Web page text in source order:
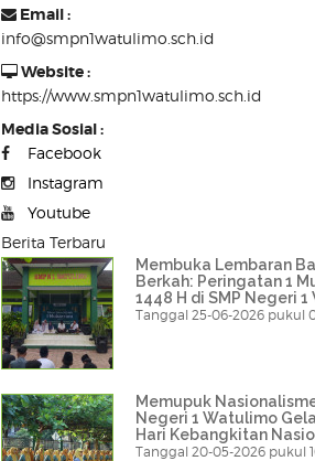
Email :
info@smpn1watulimo.sch.id
Website :
https://www.smpn1watulimo.sch.id
Media Sosial :
Facebook
Instagram
Youtube
Berita Terbaru
Membuka Lembaran
Berkah: Peringatan 1
1448 H di SMP Negeri
Tanggal 25-06-2026 pukul
Memupuk
Negeri 1 Watulimo
Hari Kebangkitan
Tanggal 20-05-2026 pukul